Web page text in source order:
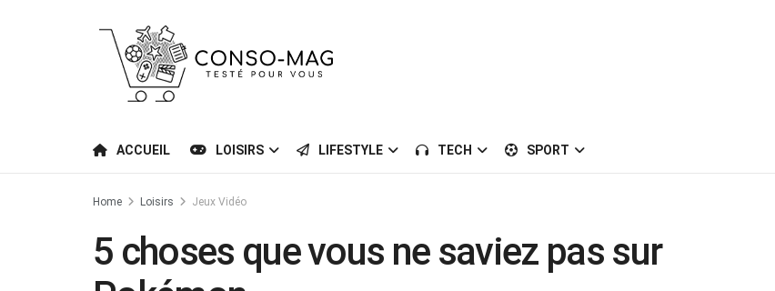
ACCUEIL LOISIRS LIFESTYLE TECH SPORT
Home Loisirs Jeux Vidéo
5 choses que vous ne saviez pas sur